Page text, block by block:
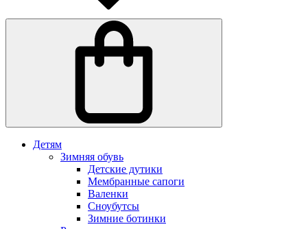
Детям
Зимняя обувь
Детские дутики
Мембранные сапоги
Валенки
Сноубутсы
Зимние ботинки